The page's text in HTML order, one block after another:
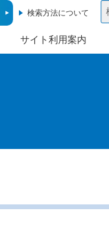
検索方法について
サイト利用案内